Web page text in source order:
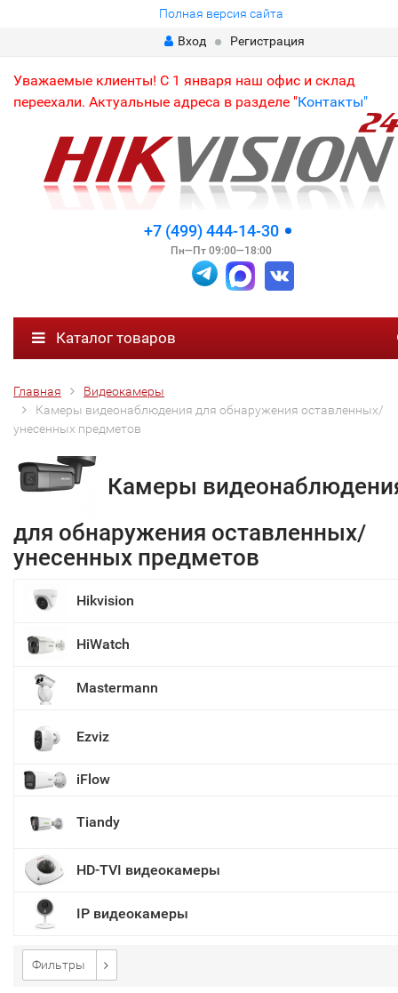
Полная версия сайта
Вход
Регистрация
Уважаемые клиенты! С 1 января наш офис и склад
переехали. Актуальные адреса в разделе "Контакты"
+7 (499) 444-14-30
Пн—Пт 09:00—18:00
Каталог товаров
Главная
Видеокамеры
Камеры видеонаблюдения для обнаружения оставленных/
унесенных предметов
Камеры
для обнаружения оставленных/
унесенных предметов
Hikvision
HiWatch
Mastermann
Ezviz
iFlow
Tiandy
HD-TVI видеокамеры
IP видеокамеры
Фильтры